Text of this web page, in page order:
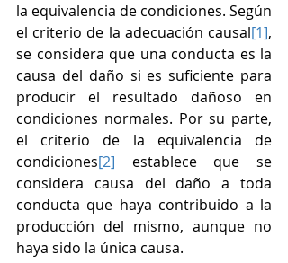
la equivalencia de condiciones. Según
el criterio de la adecuación causal[1],
se considera que una conducta es la
causa del daño si es suficiente para
producir el resultado dañoso en
condiciones normales. Por su parte,
el criterio de la equivalencia de
condiciones[2] establece que se
considera causa del daño a toda
conducta que haya contribuido a la
producción del mismo, aunque no
haya sido la única causa.